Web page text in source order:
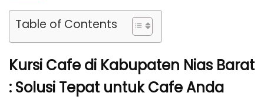
Table of Contents
Kursi Cafe di Kabupaten Nias Barat
: Solusi Tepat untuk Cafe Anda